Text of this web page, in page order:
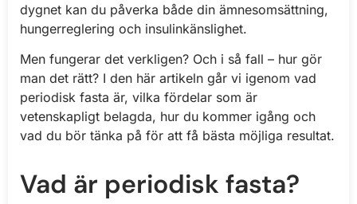
dygnet kan du påverka både din ämnesomsättning,
hungerreglering och insulinkänslighet.
Men fungerar det verkligen? Och i så fall – hur gör
man det rätt? I den här artikeln går vi igenom vad
periodisk fasta är, vilka fördelar som är
vetenskapligt belagda, hur du kommer igång och
vad du bör tänka på för att få bästa möjliga resultat.
Vad är periodisk fasta?